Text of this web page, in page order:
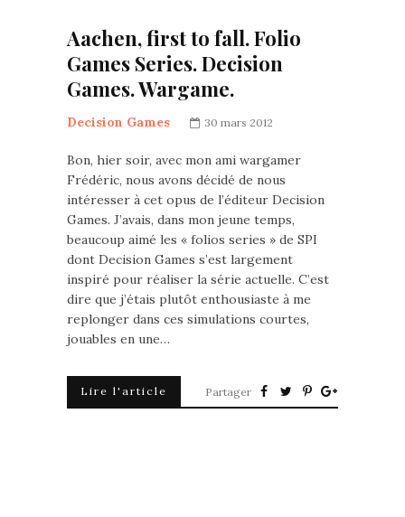
Aachen, first to fall. Folio
Games Series. Decision
Games. Wargame.
Decision Games 30 mars 2012
Bon, hier soir, avec mon ami wargamer
Frédéric, nous avons décidé de nous
intéresser à cet opus de l’éditeur Decision
Games. J’avais, dans mon jeune temps,
beaucoup aimé les « folios series » de SPI
dont Decision Games s’est largement
inspiré pour réaliser la série actuelle. C’est
dire que j’étais plutôt enthousiaste à me
replonger dans ces simulations courtes,
jouables en une…
Lire l'article Partager